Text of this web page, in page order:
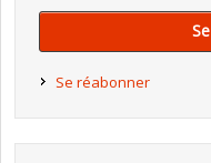
Se réabonner